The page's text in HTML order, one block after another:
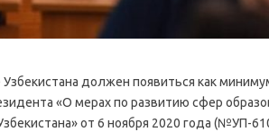
должен появиться как
«О мерах по развитию сфер
от 6 ноября 2020 года (№УП-